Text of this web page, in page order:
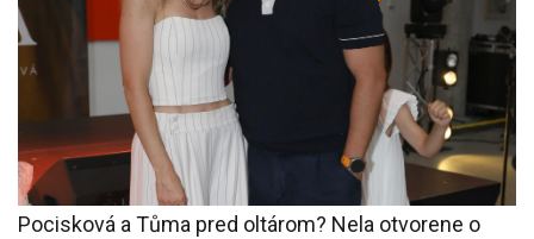
Pocisková a Tůma pred oltárom? Nela otvorene o